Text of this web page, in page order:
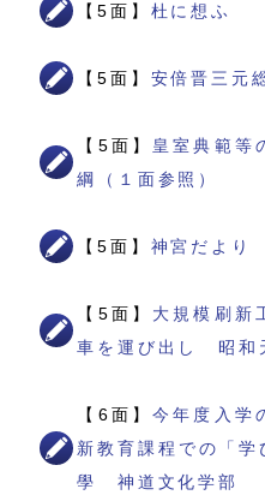
【5面】 杜に想ふ
【5面】 安倍晋三元
【5面】 皇室典範等
綱（１面参照）
【5面】 神宮だより
【5面】 大規模刷新
車を運び出し 昭和
【6面】今年度入学
新教育課程での「
學 神道文化学部